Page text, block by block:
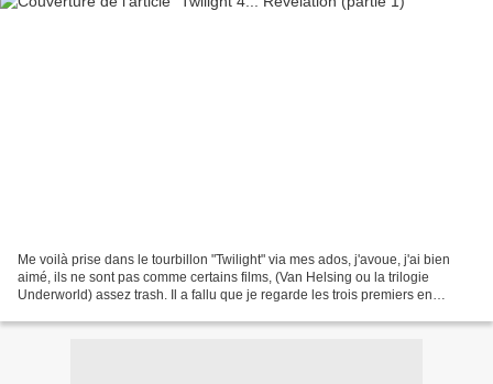
Me voilà prise dans le tourbillon "Twilight" via mes ados, j'avoue, j'ai bien
aimé, ils ne sont pas comme certains films, (Van Helsing ou la trilogie
Underworld) assez trash. Il a fallu que je regarde les trois premiers en